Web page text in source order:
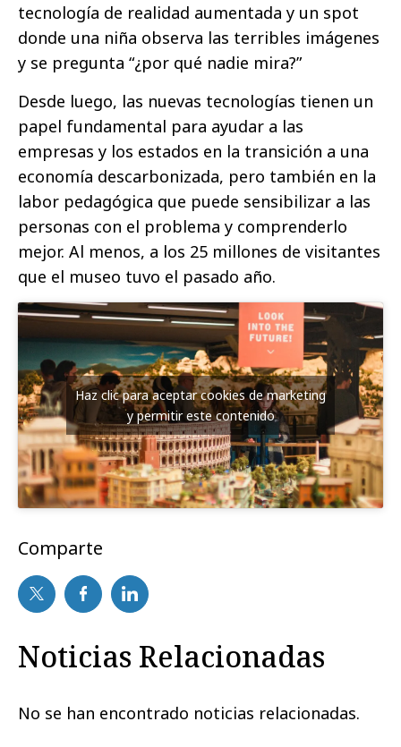
tecnología de realidad aumentada y un spot
donde una niña observa las terribles imágenes
y se pregunta “¿por qué nadie mira?”
Desde luego, las nuevas tecnologías tienen un
papel fundamental para ayudar a las
empresas y los estados en la transición a una
economía descarbonizada, pero también en la
labor pedagógica que puede sensibilizar a las
personas con el problema y comprenderlo
mejor. Al menos, a los 25 millones de visitantes
que el museo tuvo el pasado año.
Haz clic para aceptar cookies de marketing
y permitir este contenido
Comparte
Noticias Relacionadas
No se han encontrado noticias relacionadas.